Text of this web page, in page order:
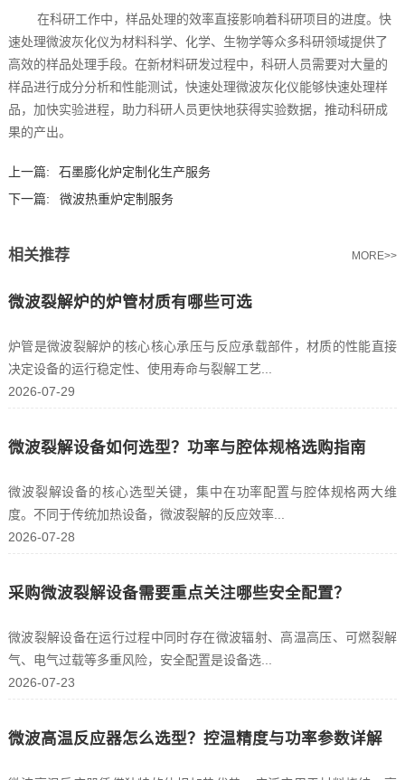
在科研工作中，样品处理的效率直接影响着科研项目的进度。快
速处理微波灰化仪为材料科学、化学、生物学等众多科研领域提供了
高效的样品处理手段。在新材料研发过程中，科研人员需要对大量的
样品进行成分分析和性能测试，快速处理微波灰化仪能够快速处理样
品，加快实验进程，助力科研人员更快地获得实验数据，推动科研成
果的产出。
上一篇:
石墨膨化炉定制化生产服务
下一篇:
微波热重炉定制服务
相关推荐 MORE>>
微波裂解炉的炉管材质有哪些可选
炉管是微波裂解炉的核心核心承压与反应承载部件，材质的性能直接
决定设备的运行稳定性、使用寿命与裂解工艺...
2026-07-29
微波裂解设备如何选型？功率与腔体规格选购指南
微波裂解设备的核心选型关键，集中在功率配置与腔体规格两大维
度。不同于传统加热设备，微波裂解的反应效率...
2026-07-28
采购微波裂解设备需要重点关注哪些安全配置？
微波裂解设备在运行过程中同时存在微波辐射、高温高压、可燃裂解
气、电气过载等多重风险，安全配置是设备选...
2026-07-23
微波高温反应器怎么选型？控温精度与功率参数详解